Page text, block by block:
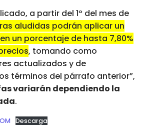
a partir del 1º del mes de
aludidas podrán aplicar un
un porcentaje de hasta 7,80%
, tomando como
actualizados y de
términos del párrafo anterior”,
variarán dependiendo la
.
Descarga